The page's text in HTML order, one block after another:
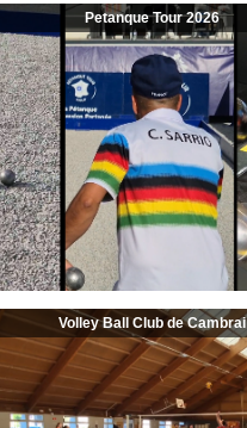
Petanque Tour 2026
Volley Ball Club de Cambrai